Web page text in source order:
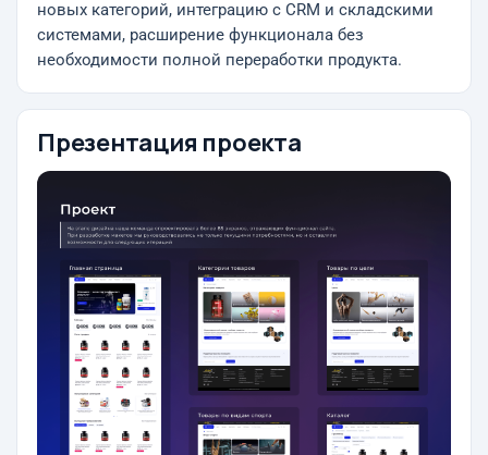
новых категорий, интеграцию с CRM и складскими
системами, расширение функционала без
необходимости полной переработки продукта.
Презентация проекта